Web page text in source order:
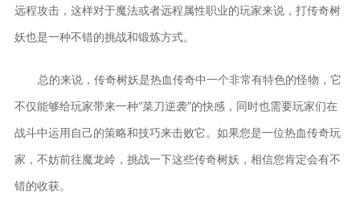
远程攻击，这样对于魔法或者远程属性职业的玩家来说，打传奇树
妖也是一种不错的挑战和锻炼方式。
总的来说，传奇树妖是热血传奇中一个非常有特色的怪物，它
不仅能够给玩家带来一种“菜刀逆袭”的快感，同时也需要玩家们在
战斗中运用自己的策略和技巧来击败它。如果您是一位热血传奇玩
家，不妨前往魔龙岭，挑战一下这些传奇树妖，相信您肯定会有不
错的收获。